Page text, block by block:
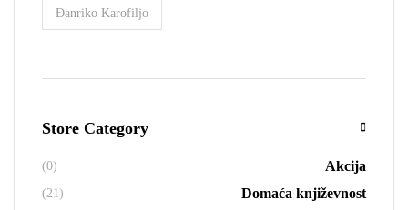
Đanriko Karofiljo
Store Category
Akcija
(0)
Domaća književnost
(21)